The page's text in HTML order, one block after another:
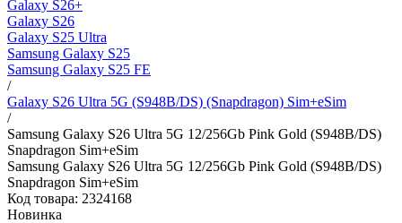
Galaxy S26+
Galaxy S26
Galaxy S25 Ultra
Samsung Galaxy S25
Samsung Galaxy S25 FE
/
Galaxy S26 Ultra 5G (S948B/DS) (Snapdragon) Sim+eSim
/
Samsung Galaxy S26 Ultra 5G 12/256Gb Pink Gold (S948B/DS)
Snapdragon Sim+eSim
Samsung Galaxy S26 Ultra 5G 12/256Gb Pink Gold (S948B/DS)
Snapdragon Sim+eSim
Код товара: 2324168
Новинка